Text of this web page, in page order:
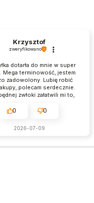
Krzysztof
zweryfikowano
dotarła do mnie w super
Mega terminowość, jestem
zadowolony. Lubię robić
polecam serdecznie.
zwłoki załatwili mi to,
0 0
2026-07-09